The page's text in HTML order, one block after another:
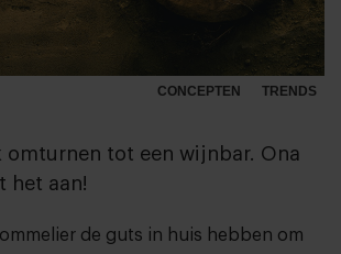
CONCEPTEN TRENDS
omturnen tot een wijnbar. Ona
het aan!
de guts in huis hebben om